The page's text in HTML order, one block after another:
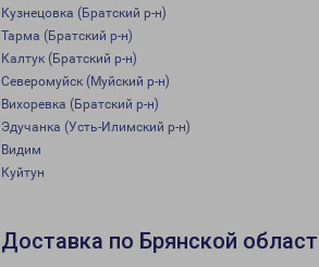
Кузнецовка (Братский р-н)
Тарма (Братский р-н)
Калтук (Братский р-н)
Северомуйск (Муйский р-н)
Вихоревка (Братский р-н)
Эдучанка (Усть-Илимский р-н)
Видим
Куйтун
Доставка по Брянской